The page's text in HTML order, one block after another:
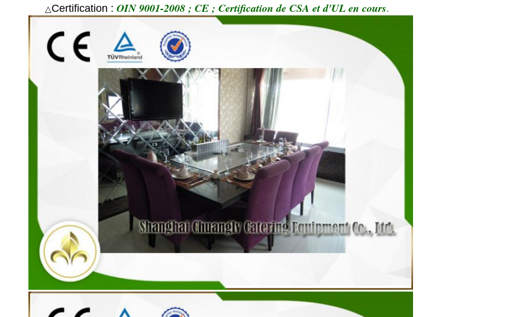
△Certification : OIN 9001-2008 ; CE ; Certification de CSA et d'UL en cours.